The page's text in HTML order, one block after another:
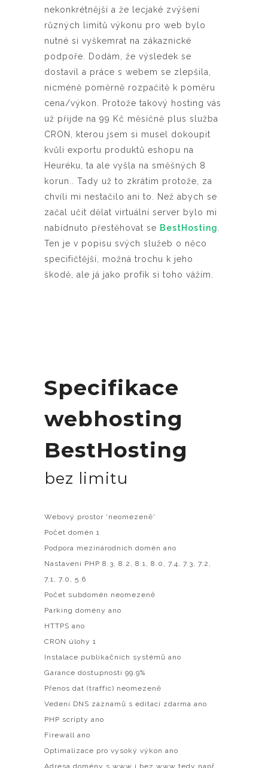
nekonkrétnější a že lecjaké zvýšení
různých limitů výkonu pro web bylo
nutné si vyškemrat na zákaznické
podpoře. Dodám, že výsledek se
dostavil a práce s webem se zlepšila,
nicméně poměrně rozpačitě k poměru
cena/výkon. Protože takový hosting vás
už přijde na 99 Kč měsíčně plus služba
CRON, kterou jsem si musel dokoupit
kvůli exportu produktů eshopu na
Heuréku, ta ale vyšla na směšných 8
korun.. Tady už to zkrátím protože, za
chvíli mi nestačilo ani to. Než abych se
začal učit dělat virtuální server bylo mi
nabídnuto přestěhovat se BestHosting.
Ten je v popisu svých služeb o něco
specifičtější, možná trochu k jeho
škodě, ale já jako profík si toho vážím.
Specifikace
webhosting
BestHosting
bez limitu
Webový prostor 'neomezeně'
Počet domén 1
Podpora mezinárodních domén ano
Nastavení PHP 8.3, 8.2, 8.1, 8.0, 7.4, 7.3, 7.2,
7.1, 7.0, 5.6
Počet subdomén neomezeně
Parking domény ano
HTTPS ano
CRON úlohy 1
Instalace publikačních systémů ano
Garance dostupnosti 99.9%
Přenos dat (traffic) neomezeně
Vedení DNS záznamů s editací zdarma ano
PHP scripty ano
Firewall ano
Optimalizace pro vysoký výkon ano